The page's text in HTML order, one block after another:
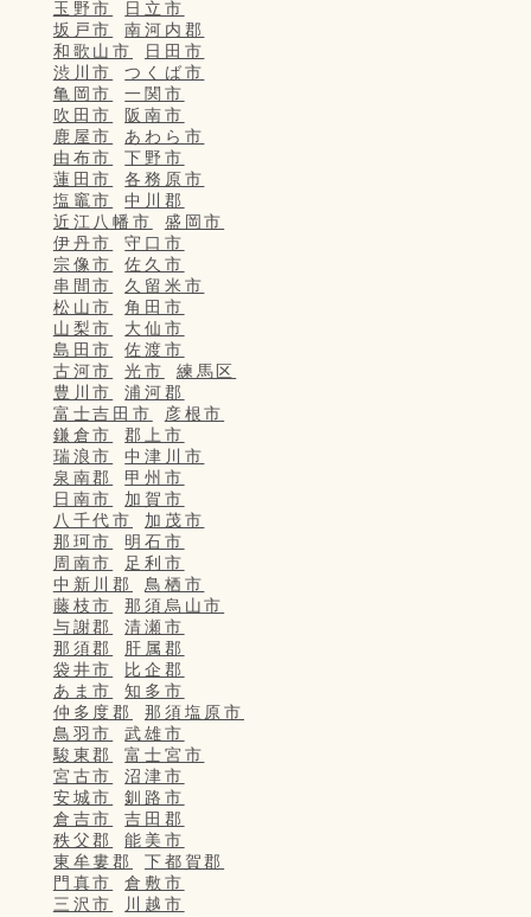
玉野市
日立市
坂戸市
南河内郡
和歌山市
日田市
渋川市
つくば市
亀岡市
一関市
吹田市
阪南市
鹿屋市
あわら市
由布市
下野市
蓮田市
各務原市
塩竈市
中川郡
近江八幡市
盛岡市
伊丹市
守口市
宗像市
佐久市
串間市
久留米市
松山市
角田市
山梨市
大仙市
島田市
佐渡市
古河市
光市
練馬区
豊川市
浦河郡
富士吉田市
彦根市
鎌倉市
郡上市
瑞浪市
中津川市
泉南郡
甲州市
日南市
加賀市
八千代市
加茂市
那珂市
明石市
周南市
足利市
中新川郡
鳥栖市
藤枝市
那須烏山市
与謝郡
清瀬市
那須郡
肝属郡
袋井市
比企郡
あま市
知多市
仲多度郡
那須塩原市
鳥羽市
武雄市
駿東郡
富士宮市
宮古市
沼津市
安城市
釧路市
倉吉市
吉田郡
秩父郡
能美市
東牟婁郡
下都賀郡
門真市
倉敷市
三沢市
川越市